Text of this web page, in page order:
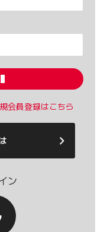
会員登録はこちら
ン